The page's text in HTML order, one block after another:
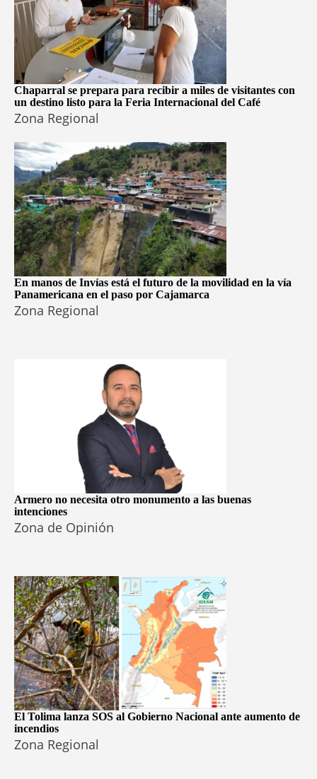
Chaparral se prepara para recibir a miles de visitantes con
un destino listo para la Feria Internacional del Café
Zona Regional
En manos de Invías está el futuro de la movilidad en la vía
Panamericana en el paso por Cajamarca
Zona Regional
Armero no necesita otro monumento a las buenas
intenciones
Zona de Opinión
El Tolima lanza SOS al Gobierno Nacional ante aumento de
incendios
Zona Regional